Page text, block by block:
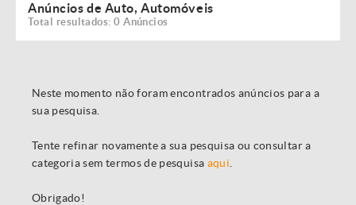
Anúncios de Auto, Automóveis
Total resultados: 0 Anúncios
Neste momento não foram encontrados anúncios para a
sua pesquisa.
Tente refinar novamente a sua pesquisa ou consultar a
categoria sem termos de pesquisa aqui
Obrigado!